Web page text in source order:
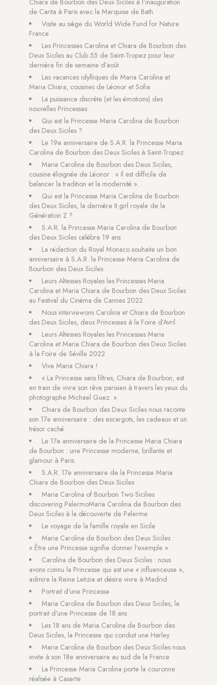
de Carita à Paris avec la Marquise de Bath
Visite au siège du World Wide Fund for Nature
France
Les Princesses Carolina et Chiara de Bourbon des
Deux Siciles au Club 55 de Saint-Tropez pour leur
dernière fin de semaine d’août
Les vacances idylliques de Maria Carolina et
Maria Chiara, cousines de Léonor et Sofia
La puissance discrète (et les émotions) des
nouvelles Princesses
Qui est la Princesse Maria Carolina de Bourbon
des Deux Siciles ?
Le 19e anniversaire de S.A.R. la Princesse Maria
Carolina de Bourbon des Deux Siciles à Saint-Tropez
Maria Carolina de Bourbon des Deux Siciles,
cousine éloignée de Léonor : « Il est difficile de
balancer la tradition et la modernité ».
Qui est la Princesse Maria Carolina de Bourbon
des Deux Siciles, la dernière It girl royale de la
Génération Z ?
S.A.R. la Princesse Maria Carolina de Bourbon
des Deux Siciles célèbre 19 ans
La rédaction du Royal Monaco souhaite un bon
anniversaire à S.A.R. la Princesse Maria Carolina de
Bourbon des Deux Siciles
Leurs Altesses Royales les Princesses Maria
Carolina et Maria Chiara de Bourbon des Deux Siciles
au Festival du Cinéma de Cannes 2022
Nous interviewons Carolina et Chiara de Bourbon
des Deux Siciles, deux Princesses à la Foire d’Avril.
Leurs Altesses Royales les Princesses Maria
Carolina et Maria Chiara de Bourbon des Deux Siciles
à la Foire de Séville 2022
Vive Maria Chiara !
« La Princesse sans filtres, Chiara de Bourbon, est
en train de vivre son rêve parisien à travers les yeux du
photographe Michael Guez. »
Chiara de Bourbon des Deux Siciles nous raconte
son 17e anniversaire : des escargots, les cadeaux et un
trésor caché
Le 17e anniversaire de la Princesse Maria Chiara
de Bourbon : une Princesse moderne, brillante et
glamour à Paris.
S.A.R. 17e anniversaire de la Princesse Maria
Chiara de Bourbon des Deux Siciles
Maria Carolina of Bourbon Two Sicilies
discovering PalermoMaria Carolina de Bourbon des
Deux Siciles à la découverte de Palerme
Le voyage de la famille royale en Sicile
Maria Carolina de Bourbon des Deux Siciles :
« Être une Princesse signifie donner l’exemple »
Carolina de Bourbon des Deux Siciles : nous
avons connu la Princesse qui est une « influenceuse »,
admire la Reine Letizia et désire vivre à Madrid
Portrait d’une Princesse
Maria Carolina de Bourbon des Deux Siciles, le
portrait d’une Princesse de 18 ans
Les 18 ans de Maria Carolina de Bourbon des
Deux Siciles, la Princesse qui conduit une Harley
Maria Carolina de Bourbon des Deux Siciles nous
invite à son 18e anniversaire au sud de la France
La Princesse Maria Carolina porte la couronne
réalisée à Caserte